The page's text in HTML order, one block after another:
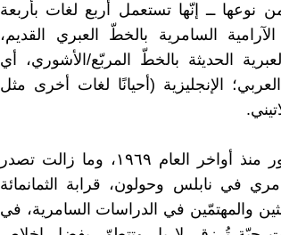
ــ إنّها تستعمل أربع لغات بأربعة
السامرية بالخطّ العبري القديم،
الحديثة بالخطّ المربّع/الأشوري، أي
الإنجليزية (أحيانًا لغات أخرى مثل
بدأت هذه الدورية السامرية في الصدور منذ أواخر العام ١٩٦٩، وما زالت تصدر
في نابلس وحولون، قرابة الثمانمائة
والمهتمّين في الدراسات السامرية، في